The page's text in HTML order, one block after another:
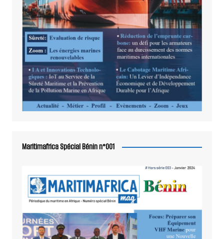
Maritimafrica Spécial Bénin n°001